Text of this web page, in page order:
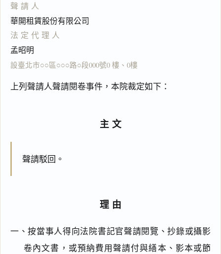
聲請人
華開租賃股份有限公司
法定代理人
孟昭明
設臺北市○○區○○○路○段000號0 樓、0樓
上列聲請人聲請閱卷事件，本院裁定如下：
主文
聲請駁回。
理由
一、按當事人得向法院書記官聲請閱覽、抄錄或攝影
卷內文書，或預納費用聲請付與繕本、影本或節